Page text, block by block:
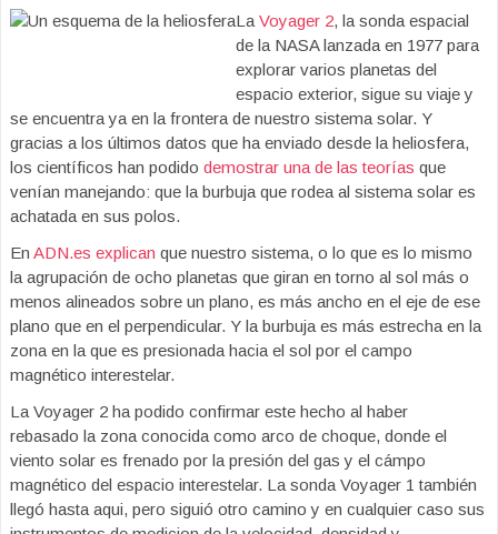
La Voyager 2, la sonda espacial
de la NASA lanzada en 1977 para
explorar varios planetas del
espacio exterior, sigue su viaje y
se encuentra ya en la frontera de nuestro sistema solar. Y
gracias a los últimos datos que ha enviado desde la heliosfera,
los científicos han podido demostrar una de las teorías que
venían manejando: que la burbuja que rodea al sistema solar es
achatada en sus polos.
En ADN.es explican que nuestro sistema, o lo que es lo mismo
la agrupación de ocho planetas que giran en torno al sol más o
menos alineados sobre un plano, es más ancho en el eje de ese
plano que en el perpendicular. Y la burbuja es más estrecha en la
zona en la que es presionada hacia el sol por el campo
magnético interestelar.
La Voyager 2 ha podido confirmar este hecho al haber
rebasado la zona conocida como arco de choque, donde el
viento solar es frenado por la presión del gas y el cámpo
magnético del espacio interestelar. La sonda Voyager 1 también
llegó hasta aqui, pero siguió otro camino y en cualquier caso sus